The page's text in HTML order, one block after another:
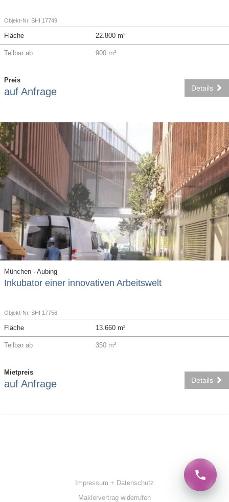
Objekt-Nr. SHI 17749
Fläche 22.800 m²
Teilbar ab 900 m²
Preis
auf Anfrage Details
München · Aubing
Inkubator einer innovativen Arbeitswelt
Objekt-Nr. SHI 17756
Fläche 13.660 m²
Teilbar ab 350 m²
Mietpreis
auf Anfrage Details
Impressum + Datenschutz
Maklervertrag widerrufen